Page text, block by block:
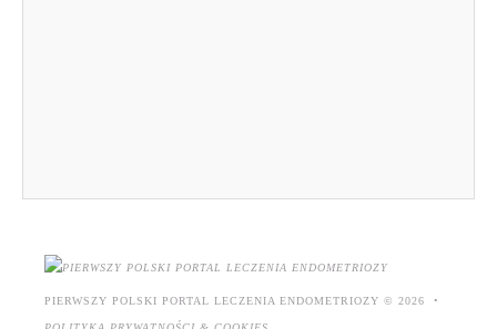
PIERWSZY POLSKI PORTAL LECZENIA ENDOMETRIOZY © 2026